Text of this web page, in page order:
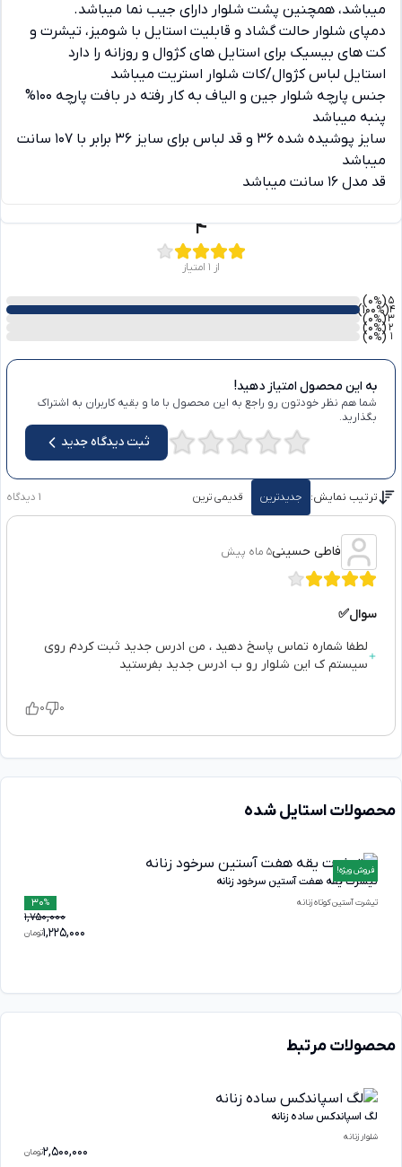
میباشد، همچنین پشت شلوار دارای جیب نما میباشد.
دمپای شلوار حالت گشاد و قابلیت استایل با شومیز، تیشرت و
کت های بیسیک برای استایل های کژوال و روزانه را دارد
استایل لباس کژوال/کات شلوار استریت میباشد
جنس پارچه شلوار جین و الیاف به کار رفته در بافت پارچه 100%
پنبه میباشد
سایز پوشیده شده 36 و قد لباس برای سایز 36 برابر با 107 سانت
میباشد
قد مدل 16 سانت میباشد
دیدگاه ها
4
از 1 امتیاز
5
(0
%
) 4
(100
%
) 3
(0
%
) 2
(0
%
) 1
(0
%
)
به این محصول امتیاز دهید!
شما هم نظر خودتون رو راجع به این محصول با ما و بقیه کاربران به اشتراک
بگذارید.
ثبت دیدگاه جدید
ترتیب نمایش: جدیدترین قدیمی ترین 1 دیدگاه
فاطی حسینی5 ماه پیش
سوال✅
لطفا شماره تماس پاسخ دهید ، من ادرس جدید ثبت کردم روی
سیستم ک این شلوار رو ب ادرس جدید بفرستید
0
0
محصولات استایل شده
فروش ویژه!
تیشرت یقه هفت آستین سرخود زنانه
تیشرت آستین کوتاه زنانه %
30
1,750,000
تومان1,225,000
محصولات مرتبط
لگ اسپاندکس ساده زنانه
شلوار زنانه
2,500,000تومان